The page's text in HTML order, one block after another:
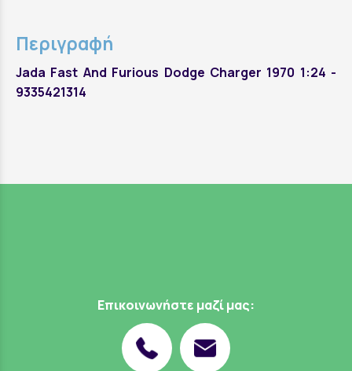
Περιγραφή
Jada Fast And Furious Dodge Charger 1970 1:24 -
9335421314
Επικοινωνήστε μαζί μας: